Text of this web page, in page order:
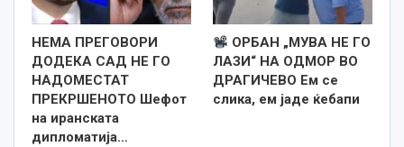
НЕМА ПРЕГОВОРИ
ДОДЕКА САД НЕ ГО
НАДОМЕСТАТ
ПРЕКРШЕНОТО Шефот
на иранската
дипломатија…
ОРБАН „МУВА НЕ ГО
ЛАЗИ“ НА ОДМОР ВО
ДРАГИЧЕВО Ем се
слика, ем јаде ќебапи